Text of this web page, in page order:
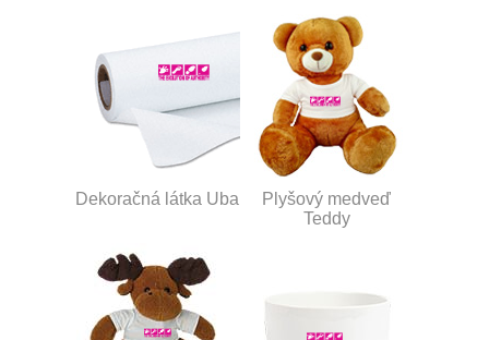
Dekoračná látka Uba
Plyšový medveď
Teddy